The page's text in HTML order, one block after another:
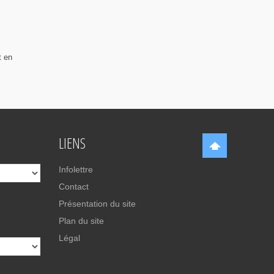
en
LIENS
Infolettre
Contact
Présentation du site
Plan du site
Légal